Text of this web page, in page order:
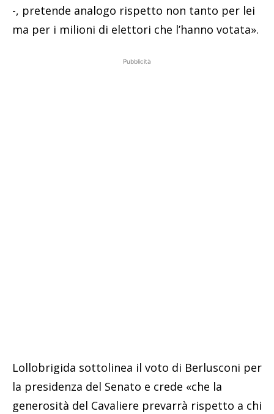
-, pretende analogo rispetto non tanto per lei
ma per i milioni di elettori che l’hanno votata».
Pubblicità
Lollobrigida sottolinea il voto di Berlusconi per
la presidenza del Senato e crede «che la
generosità del Cavaliere prevarrà rispetto a chi